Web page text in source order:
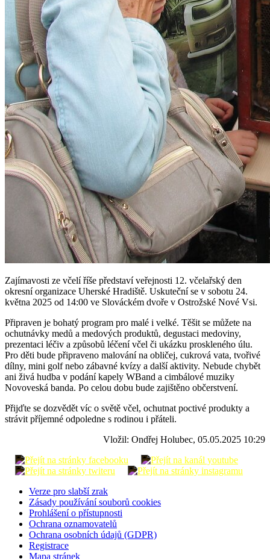
Zajímavosti ze včelí říše představí veřejnosti 12. včelařský den
okresní organizace Uherské Hradiště. Uskuteční se v sobotu 24.
května 2025 od 14:00 ve Slováckém dvoře v Ostrožské Nové Vsi.
Připraven je bohatý program pro malé i velké. Těšit se můžete na
ochutnávky medů a medových produktů, degustaci medoviny,
prezentaci léčiv a způsobů léčení včel či ukázku proskleného úlu.
Pro děti bude připraveno malování na obličej, cukrová vata, tvořivé
dílny, mini golf nebo zábavné kvízy a další aktivity. Nebude chybět
ani živá hudba v podání kapely WBand a cimbálové muziky
Novoveská banda. Po celou dobu bude zajištěno občerstvení.
Přijďte se dozvědět víc o světě včel, ochutnat poctivé produkty a
strávit příjemné odpoledne s rodinou i přáteli.
Vložil: Ondřej Holubec, 05.05.2025 10:29
Verze pro slabší zrak
Zásady používání souborů cookies
Prohlášení o přístupnosti
Ochrana oznamovatelů
Ochrana osobních údajů (GDPR)
Registrace
Mapa stránek